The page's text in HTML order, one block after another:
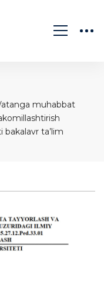
muhabbat
ta’lim